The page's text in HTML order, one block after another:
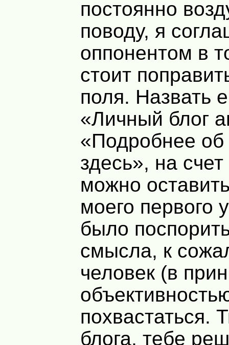
постоянно
поводу, я
оппонентом в
стоит
поля. Назвать
«Личный блог
«Подробнее об
здесь», на
можно
моего первого
было
смысла, к
человек (в
похвастаться.
блога, тебе